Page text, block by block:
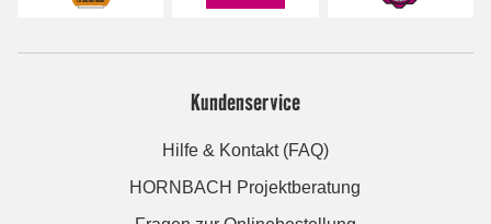
Kundenservice
Hilfe & Kontakt (FAQ)
HORNBACH Projektberatung